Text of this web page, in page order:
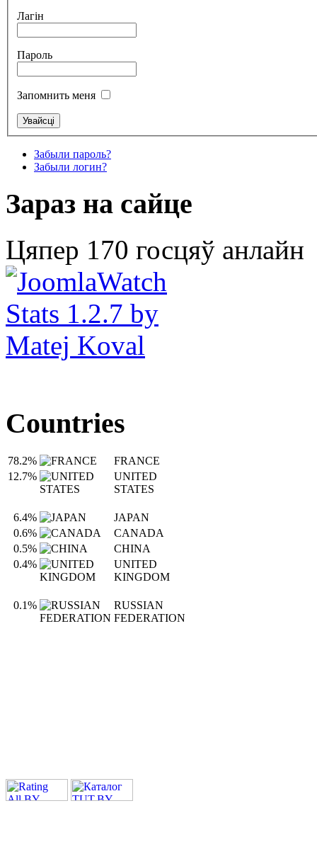
Лагін
Пароль
Запомнить меня
Забыли пароль?
Забыли логин?
Зараз на сайце
Цяпер 170 госцяў анлайн
Countries
78.2%
FRANCE
12.7%
UNITED
STATES
6.4%
JAPAN
0.6%
CANADA
0.5%
CHINA
0.4%
UNITED
KINGDOM
0.1%
RUSSIAN
FEDERATION